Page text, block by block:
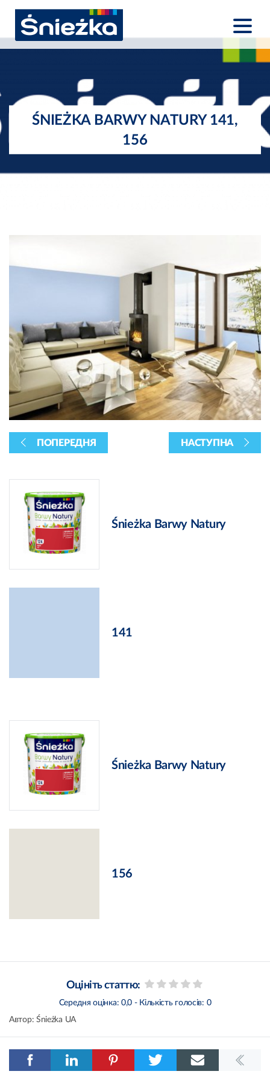
ŚNIEŻKA BARWY NATURY 141,
156
ПОПЕРЕДНЯ НАСТУПНА
Śnieżka Barwy Natury
141
Śnieżka Barwy Natury
156
Оцініть статтю:
Середня оцінка: 0,0 - Кількість голосів: 0
Автор: Śnieżka UA